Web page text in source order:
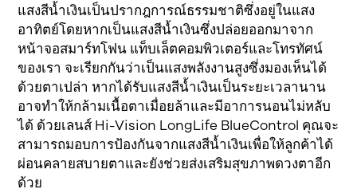
แสงสีน้ำเงินเป็นปรากฎการณ์ธรรมชาติซึ่งอยู่ในแสง
อาทิตย์โดยหากเป็นแสงสีน้ำเงินซึ่งปล่อยออกมาจาก
หน้าจอสมาร์ทโฟน แท็บเล็ตคอมพิวเตอร์และโทรทัศน์
ของเรา จะเรียกกันว่าเป็นแสงพลังงานสูงซึ่งมองเห็นได้
ด้วยตาเปล่า หากได้รับแสงสีน้ำเงินเป็นระยะเวลานาน
อาจทำให้กล้ามเนื้อตาเมื่อยล้าและมีอาการนอนไม่หลับ
ได้ ด้วยเลนส์ Hi-Vision LongLife BlueControl คุณจะ
สามารถมอบการป้องกันจากแสงสีน้ำเงินเพื่อให้ลูกค้าได้
ผ่อนคลายสบายตาและยังช่วยส่งเสริมสุขภาพดวงตาอีก
ด้วย